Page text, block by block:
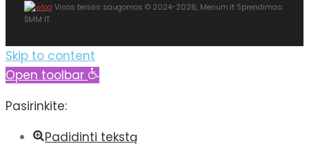
Visos teisės saugomos © 2024-2026, Menum.lt Sprendimas:
ŠMM IT
Skip to content
Open toolbar
Pasirinkite:
Padidinti tekstą